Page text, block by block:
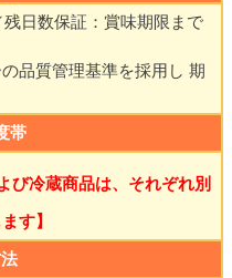
日数保証：賞味期限まで
品質管理基準を採用し 期
帯
び冷蔵商品は、それぞれ別
す】